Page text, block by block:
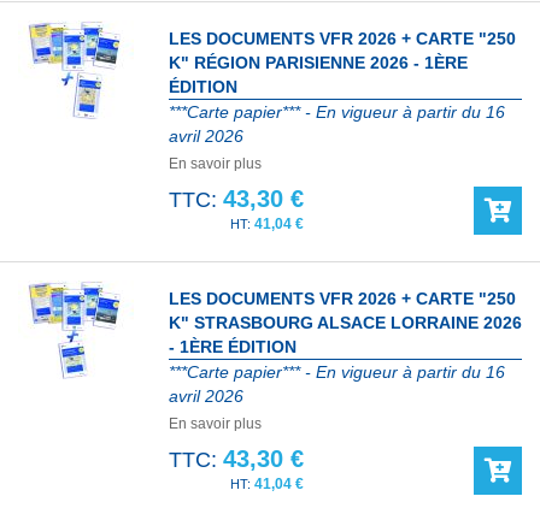
LES DOCUMENTS VFR 2026 + CARTE "250
K" RÉGION PARISIENNE 2026 - 1ÈRE
ÉDITION
***Carte papier*** - En vigueur à partir du 16
avril 2026
En savoir plus
TTC: 43,30 €
41,04 €
LES DOCUMENTS VFR 2026 + CARTE "250
K" STRASBOURG ALSACE LORRAINE 2026
- 1ÈRE ÉDITION
***Carte papier*** - En vigueur à partir du 16
avril 2026
En savoir plus
TTC: 43,30 €
41,04 €